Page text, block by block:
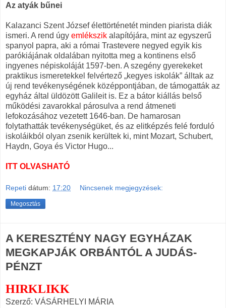
Az atyák bűnei
Kalazanci Szent József élettörténetét minden piarista diák
ismeri. A rend úgy emlékszik alapítójára, mint az egyszerű
spanyol papra, aki a római Trastevere negyed egyik kis
parókiájának oldalában nyitotta meg a kontinens első
ingyenes népiskoláját 1597-ben. A szegény gyerekeket
praktikus ismeretekkel felvértező „kegyes iskolák” álltak az
új rend tevékenységének középpontjában, de támogatták az
egyház által üldözött Galileit is. Ez a bátor kiállás belső
működési zavarokkal párosulva a rend átmeneti
lefokozásához vezetett 1646-ban. De hamarosan
folytathatták tevékenységüket, és az elitképzés felé forduló
iskoláikból olyan zsenik kerültek ki, mint Mozart, Schubert,
Haydn, Goya és Victor Hugo...
ITT OLVASHATÓ
Repeti dátum: 17:20 Nincsenek megjegyzések:
Megosztás
A KERESZTÉNY NAGY EGYHÁZAK
MEGKAPJÁK ORBÁNTÓL A JUDÁS-
PÉNZT
HIRKLIKK
Szerző: VÁSÁRHELYI MÁRIA